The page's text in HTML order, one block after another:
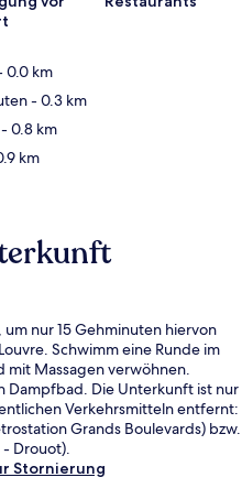
0.0 km
- 0.3 km
- 0.8 km
km
nur 15 Gehminuten hiervon
Schwimm eine Runde im
mit Massagen verwöhnen.
Dampfbad. Die Unterkunft ist nur
Verkehrsmitteln entfernt:
Grands Boulevards) bzw.
Drouot).
Stornierung